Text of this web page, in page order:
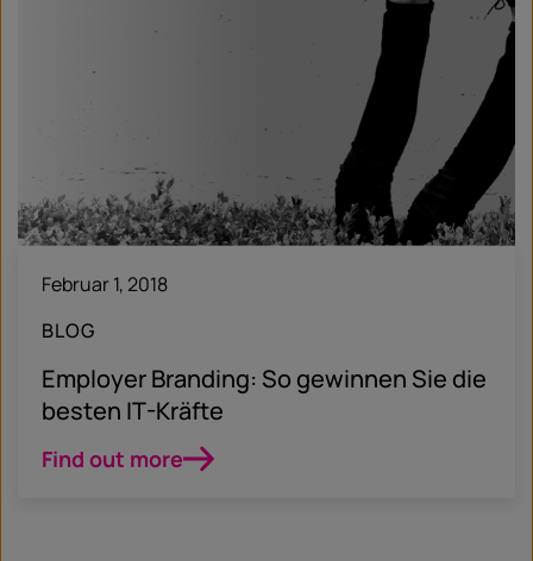
Februar 1, 2018
BLOG
Employer Branding: So gewinnen Sie die
besten IT-Kräfte
Find out more